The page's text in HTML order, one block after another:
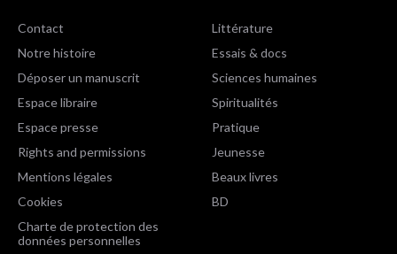
Contact
Notre histoire
Déposer un manuscrit
Espace libraire
Espace presse
Rights and permissions
Mentions légales
Cookies
Charte de protection des
données personnelles
Littérature
Essais & docs
Sciences humaines
Spiritualités
Pratique
Jeunesse
Beaux livres
BD